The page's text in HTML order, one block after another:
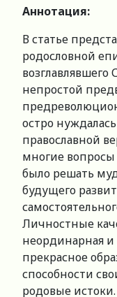
Аннотация:
В статье
родословной
непростой
остро
православной
многие
было решать
будущего
Личностные
неординарная и
прекрасное
способности
родовые